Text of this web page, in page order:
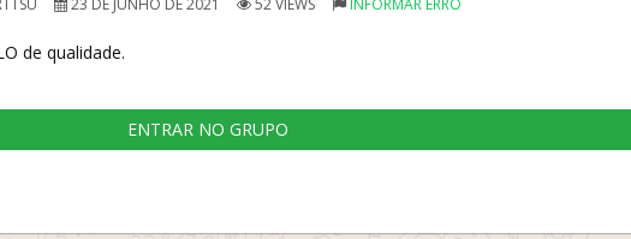
23 DE JUNHO DE 2021 52 VIEWS INFORMAR ERRO
de qualidade.
ENTRAR NO GRUPO